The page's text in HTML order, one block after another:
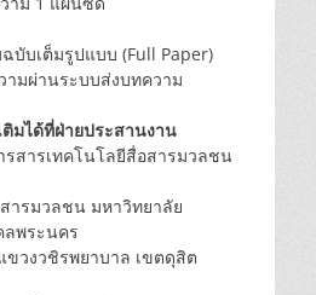
บับเต็มรูปแบบ (Full Paper)
ามผ่านระบบส่งบทความ
มได้ที่ฝ่ายประสานงาน
รสารเทคโนโลยีสื่อสารมวลชน
ารมวลชน มหาวิทยาลัย
ลพระนคร
วงวชิรพยาบาล เขตดุสิต